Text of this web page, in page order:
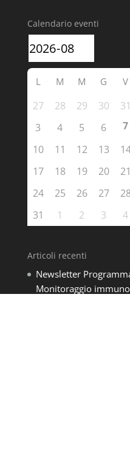
Calendario eventi
L M M G V
27 28 29 30 31
3
4 5 6 7
10
11 12 13
17
18 19 20 21
24
25 26 27
31
1 2 3 4
Articoli recenti
Newsletter
Monitoraggio